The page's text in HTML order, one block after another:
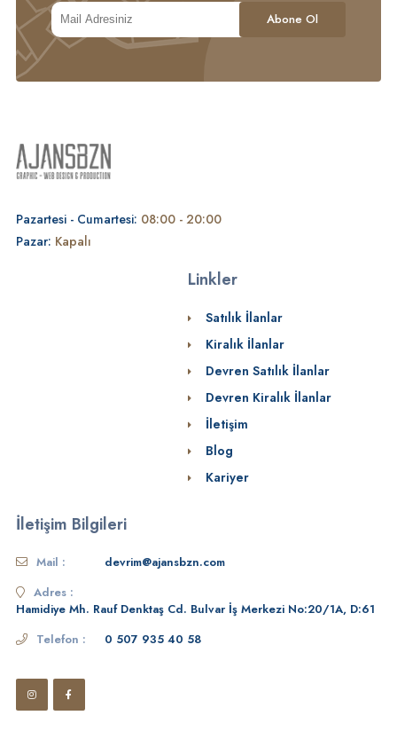
Pazartesi - Cumartesi: 08:00 - 20:00
Pazar: Kapalı
Linkler
Satılık İlanlar
Kiralık İlanlar
Devren Satılık İlanlar
Devren Kiralık İlanlar
İletişim
Blog
Kariyer
İletişim Bilgileri
Mail :
devrim@ajansbzn.com
Adres :
Hamidiye Mh. Rauf Denktaş Cd. Bulvar İş Merkezi No:20/1A, D:61
Telefon :
0 507 935 40 58